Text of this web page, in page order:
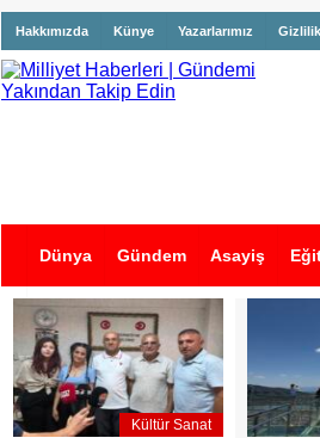
Hakkımızda Künye Yazarlarımız
Dünya Gündem Asayiş
İş İlanları
Kültür Sanat